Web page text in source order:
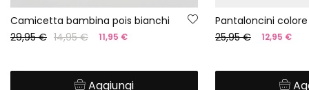
Camicetta bambina pois bianchi
29,95 € 14,95 € 11,95 €
Aggiungi
Pantaloncini
25,95 €
12,95 €